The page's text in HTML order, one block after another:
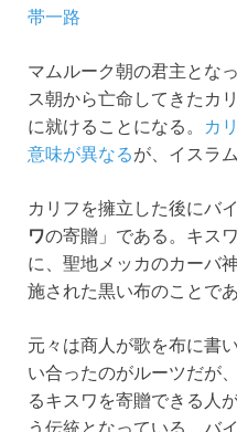
帯一路
マムルーク朝の君主とな
ス朝から亡命してきたカ
に就けることになる。
カ
意味が異なるが、イスラ
カリフを擁立した後にバ
ワの寄贈」である。キス
に、聖地メッカのカーバ
施された黒い布のことであ
元々は商人が歌を布に書
い合ったのがルーツだが
るキスワを寄贈できる人
う伝統となっている。バ